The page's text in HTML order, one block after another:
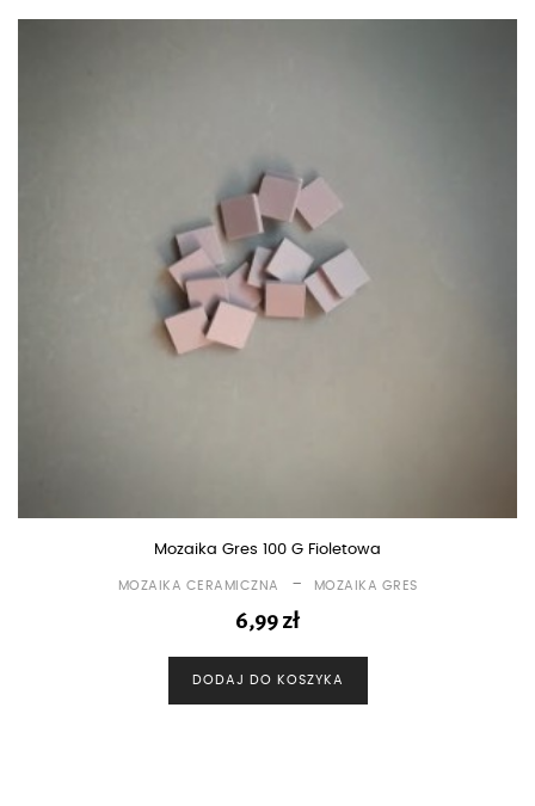
Mozaika Gres 100 G Fioletowa
MOZAIKA CERAMICZNA - MOZAIKA GRES
6,99zł
DODAJ DO KOSZYKA